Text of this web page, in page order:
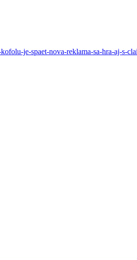
je-spaet-nova-reklama-sa-hra-aj-s-